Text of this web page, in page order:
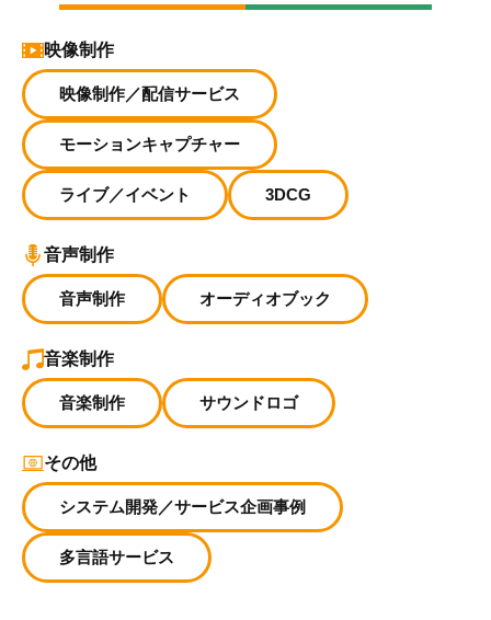
映像制作
映像制作／配信サービス
モーションキャプチャー
ライブ／イベント 3DCG
音声制作
音声制作 オーディオブック
音楽制作
音楽制作 サウンドロゴ
その他
システム開発／サービス企画事例
多言語サービス